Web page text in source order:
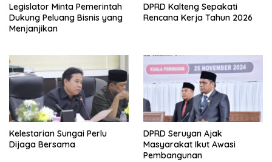
Legislator Minta Pemerintah
Dukung Peluang Bisnis yang
Menjanjikan
DPRD Kalteng Sepakati
Rencana Kerja Tahun 2026
Kelestarian Sungai Perlu
Dijaga Bersama
DPRD Seruyan Ajak
Masyarakat Ikut Awasi
Pembangunan